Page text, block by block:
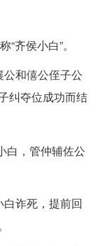
齐侯小白”。
和僖公侄子公
纠夺位成功而结
白，管仲辅佐公
诈死，提前回